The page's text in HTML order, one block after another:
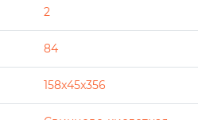
2
84
158x45x356